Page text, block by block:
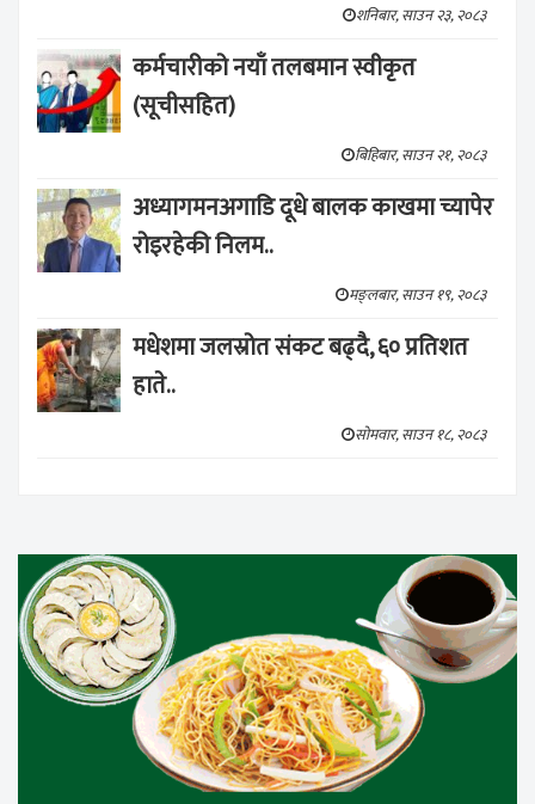
शनिबार, साउन २३, २०८३
कर्मचारीको नयाँ तलबमान स्वीकृत
(सूचीसहित)
बिहिबार, साउन २१, २०८३
अध्यागमनअगाडि दूधे बालक काखमा च्यापेर
रोइरहेकी निलम..
मङ्लबार, साउन १९, २०८३
मधेशमा जलस्रोत संकट बढ्दै, ६० प्रतिशत
हाते..
सोमवार, साउन १८, २०८३